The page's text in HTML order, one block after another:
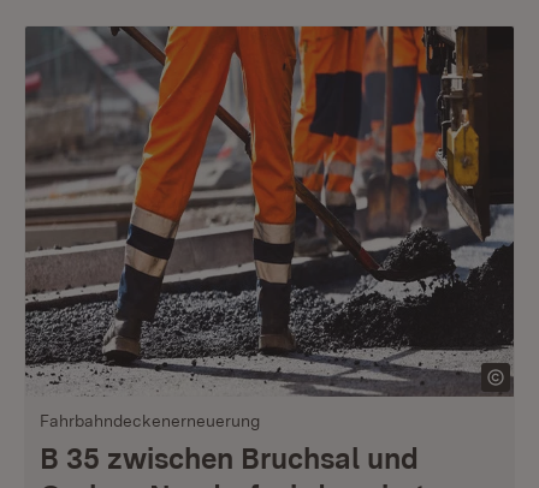
Fahrbahndeckenerneuerung
B 35 zwischen Bruchsal und